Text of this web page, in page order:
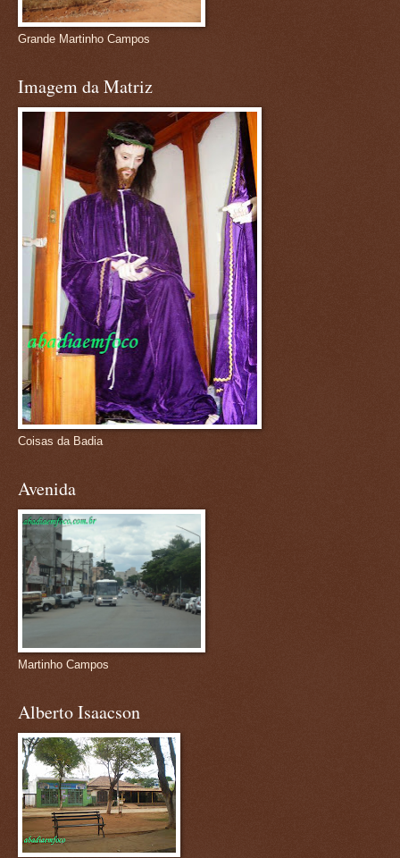
Grande Martinho Campos
Imagem da Matriz
Coisas da Badia
Avenida
Martinho Campos
Alberto Isaacson